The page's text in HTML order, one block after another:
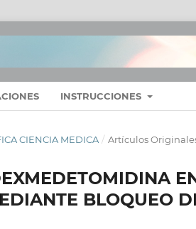
INSTRUCCIONES
CIENCIA MEDICA / Artículos
BLOQUEO